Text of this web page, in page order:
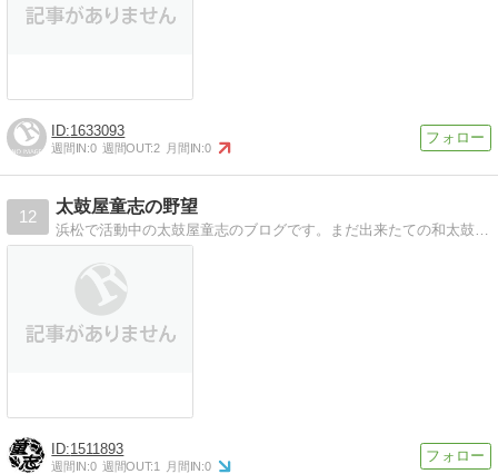
1633093
週間IN:0 週間OUT:2 月間IN:0
12
太鼓屋童志の野望
浜松で活動中の太鼓屋童志のブログです。まだ出来たての和太鼓チームです。活動記録を中心に成長の過程をUPしていきます。
1511893
週間IN:0 週間OUT:1 月間IN:0